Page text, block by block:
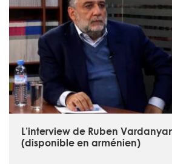
L’interview de Ruben
(disponible en arménien)